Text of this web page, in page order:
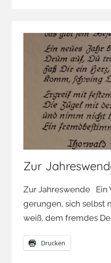
Zur
Zur Jahreswende Ein
gerungen, sich selbst
weiß, dem fremdes
Drucken